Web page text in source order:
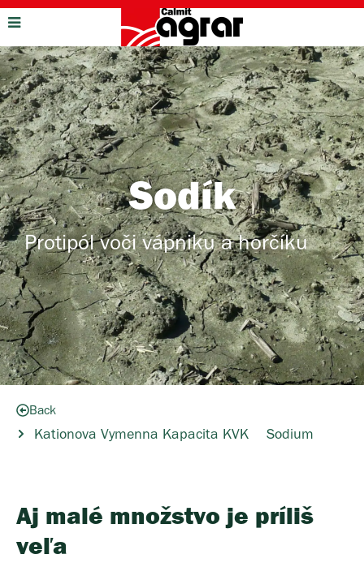
Sodík
Protipól voči vápniku a horčíku
Back
Kationova Vymenna Kapacita KVK Sodium
Aj malé množstvo je príliš
veľa